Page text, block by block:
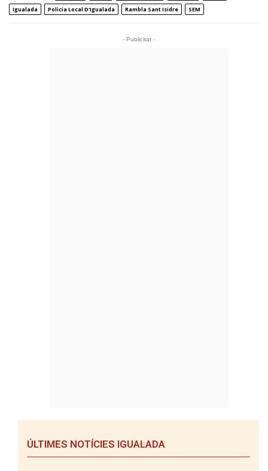
Igualada Policia Local D'Igualada Rambla Sant Isidre SEM
- Publicitat -
ÚLTIMES NOTÍCIES IGUALADA